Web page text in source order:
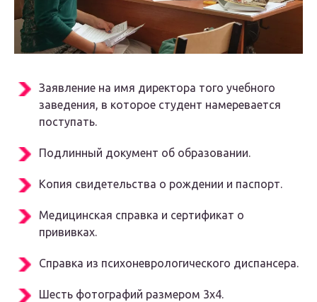
Заявление на имя директора того учебного
заведения, в которое студент намеревается
поступать.
Подлинный документ об образовании.
Копия свидетельства о рождении и паспорт.
Медицинская справка и сертификат о
прививках.
Справка из психоневрологического диспансера.
Шесть фотографий размером 3х4.